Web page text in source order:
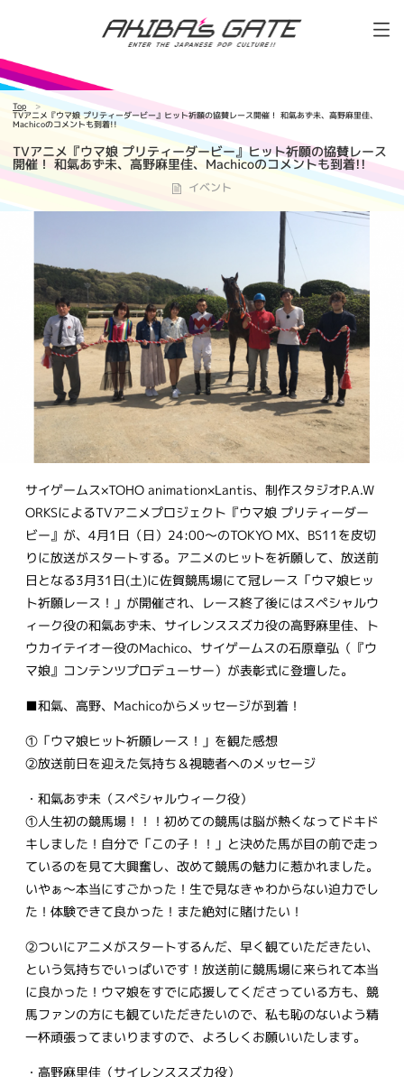
Top
TVアニメ『ウマ娘 プリティーダービー』ヒット祈願の協賛レース開催！ 和氣あず未、高野麻里佳、
Machicoのコメントも到着!!
TVアニメ『ウマ娘 プリティーダービー』ヒット祈願の協賛レース
開催！ 和氣あず未、高野麻里佳、Machicoのコメントも到着!!
イベント
サイゲームス×TOHO animation×Lantis、制作スタジオP.A.W
ORKSによるTVアニメプロジェクト『ウマ娘 プリティーダー
ビー』が、4月1日（日）24:00～のTOKYO MX、BS11を皮切
りに放送がスタートする。アニメのヒットを祈願して、放送前
日となる3月31日(土)に佐賀競馬場にて冠レース「ウマ娘ヒッ
ト祈願レース！」が開催され、レース終了後にはスペシャルウ
ィーク役の和氣あず未、サイレンススズカ役の高野麻里佳、ト
ウカイテイオー役のMachico、サイゲームスの石原章弘（『ウ
マ娘』コンテンツプロデューサー）が表彰式に登壇した。
■和氣、高野、Machicoからメッセージが到着！
①「ウマ娘ヒット祈願レース！」を観た感想
②放送前日を迎えた気持ち＆視聴者へのメッセージ
・和氣あず未（スペシャルウィーク役）
①人生初の競馬場！！！初めての競馬は脳が熱くなってドキド
キしました！自分で「この子！！」と決めた馬が目の前で走っ
ているのを見て大興奮し、改めて競馬の魅力に惹かれました。
いやぁ～本当にすごかった！生で見なきゃわからない迫力でし
た！体験できて良かった！また絶対に賭けたい！
②ついにアニメがスタートするんだ、早く観ていただきたい、
という気持ちでいっぱいです！放送前に競馬場に来られて本当
に良かった！ウマ娘をすでに応援してくださっている方も、競
馬ファンの方にも観ていただきたいので、私も恥のないよう精
一杯頑張ってまいりますので、よろしくお願いいたします。
・高野麻里佳（サイレンススズカ役）